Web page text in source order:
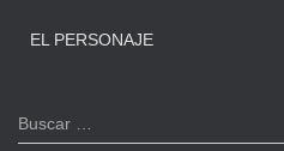
EL PERSONAJE
B
u
Buscar …